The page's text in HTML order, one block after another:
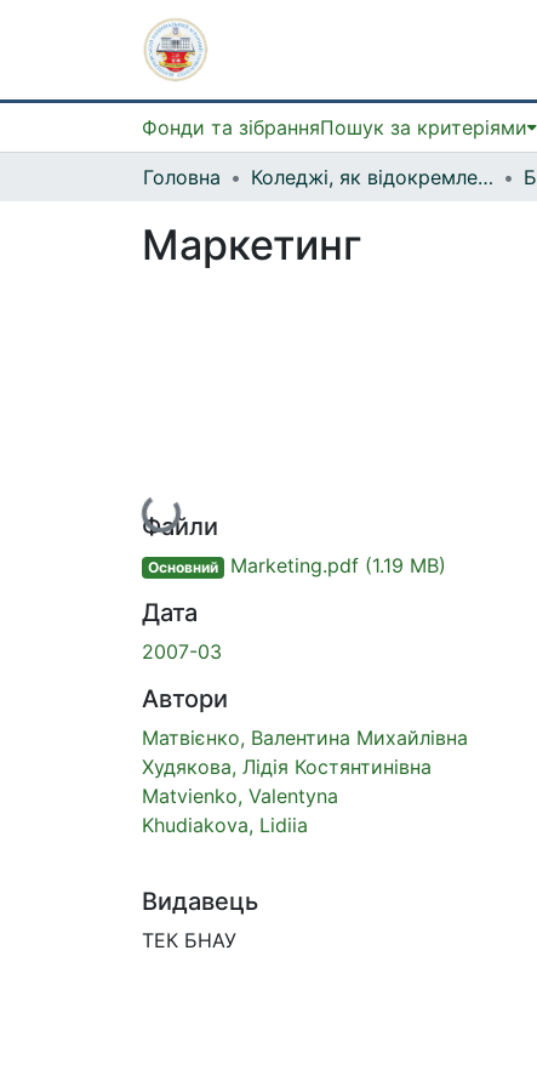
Фонди та зібранняПошук за критеріями
Головна Коледжі, як відокремлені структурні підрозділи
Маркетинг
Вантажиться...
Файли
Основний Marketing.pdf (1.19 MB)
Дата
2007-03
Автори
Матвієнко, Валентина Михайлівна
Худякова, Лідія Костянтинівна
Matvienko, Valentyna
Khudiakova, Lidiia
Видавець
ТЕК БНАУ